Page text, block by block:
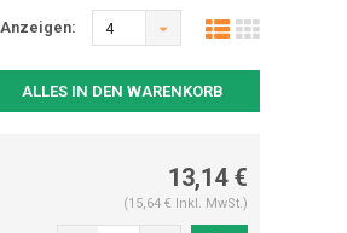
Anzeigen: 4
ALLES IN DEN WARENKORB
13,14 €
(15,64 € Inkl. MwSt.)